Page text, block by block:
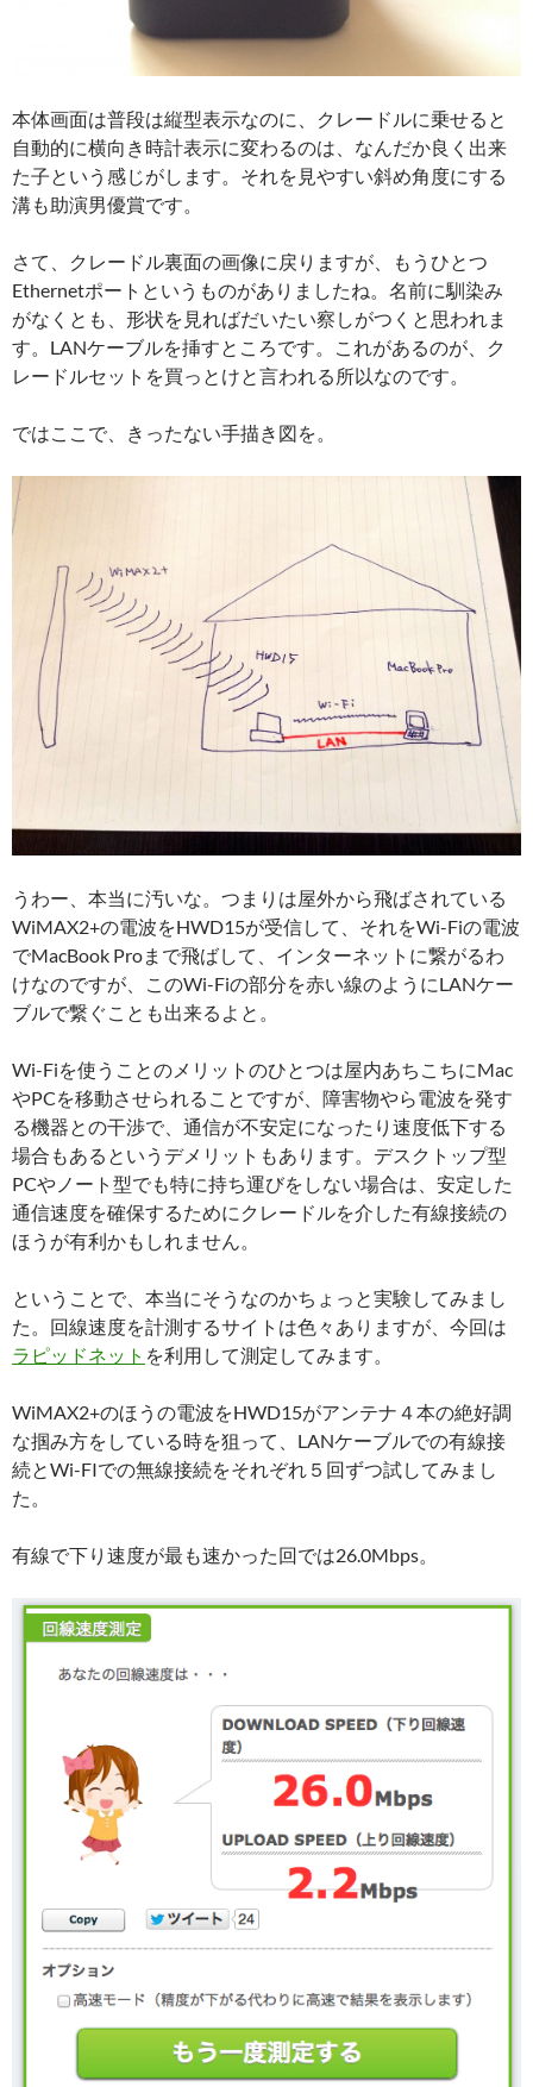
本体画面は普段は縦型表示なのに、クレードルに乗せると
自動的に横向き時計表示に変わるのは、なんだか良く出来
た子という感じがします。それを見やすい斜め角度にする
溝も助演男優賞です。
さて、クレードル裏面の画像に戻りますが、もうひとつ
Ethernetポートというものがありましたね。名前に馴染み
がなくとも、形状を見ればだいたい察しがつくと思われま
す。LANケーブルを挿すところです。これがあるのが、ク
レードルセットを買っとけと言われる所以なのです。
ではここで、きったない手描き図を。
うわー、本当に汚いな。つまりは屋外から飛ばされている
WiMAX2+の電波をHWD15が受信して、それをWi-Fiの電波
でMacBook Proまで飛ばして、インターネットに繋がるわ
けなのですが、このWi-Fiの部分を赤い線のようにLANケー
ブルで繋ぐことも出来るよと。
Wi-Fiを使うことのメリットのひとつは屋内あちこちにMac
やPCを移動させられることですが、障害物やら電波を発す
る機器との干渉で、通信が不安定になったり速度低下する
場合もあるというデメリットもあります。デスクトップ型
PCやノート型でも特に持ち運びをしない場合は、安定した
通信速度を確保するためにクレードルを介した有線接続の
ほうが有利かもしれません。
ということで、本当にそうなのかちょっと実験してみまし
た。回線速度を計測するサイトは色々ありますが、今回は
ラピッドネット を利用して測定してみます。
WiMAX2+のほうの電波をHWD15がアンテナ４本の絶好調
な掴み方をしている時を狙って、LANケーブルでの有線接
続とWi-FIでの無線接続をそれぞれ５回ずつ試してみまし
た。
有線で下り速度が最も速かった回では26.0Mbps。